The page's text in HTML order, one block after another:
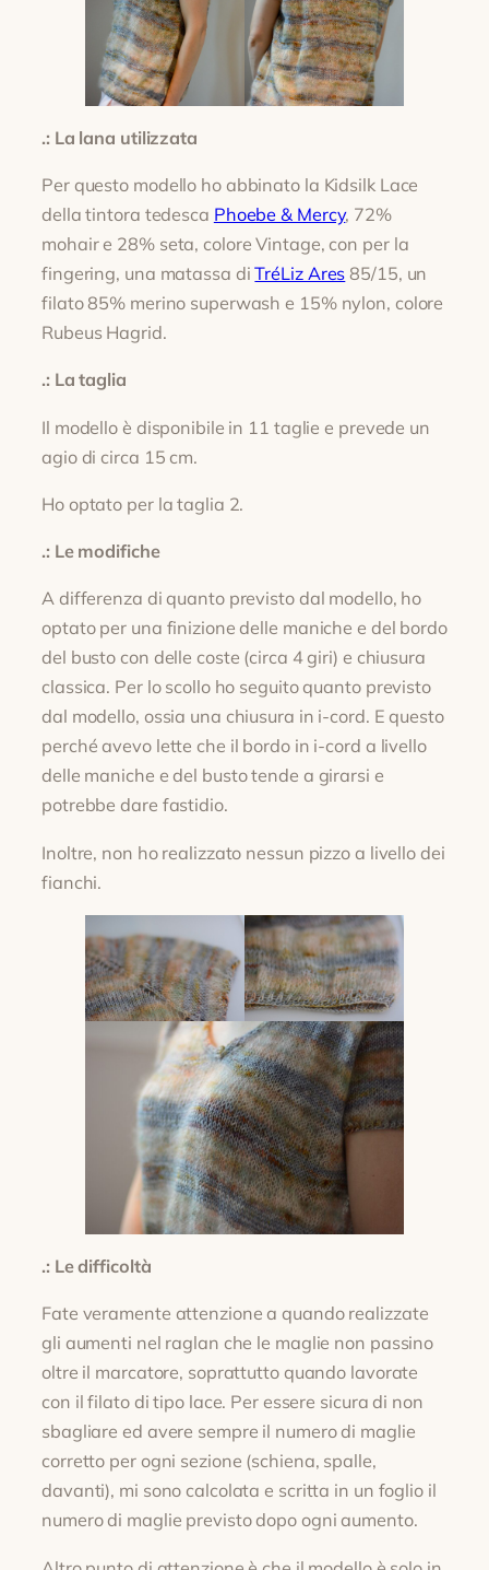
.: La lana utilizzata
Per questo modello ho abbinato la Kidsilk Lace
della tintora tedesca Phoebe & Mercy, 72%
mohair e 28% seta, colore Vintage, con per la
fingering, una matassa diTréLiz Ares 85/15, un
filato 85% merino superwash e 15% nylon, colore
Rubeus Hagrid.
.: La taglia
Il modello è disponibile in 11 taglie e prevede un
agio di circa 15 cm.
Ho optato per la taglia 2.
.: Le modifiche
A differenza di quanto previsto dal modello, ho
optato per una finizione delle maniche e del bordo
del busto con delle coste (circa 4 giri) e chiusura
classica. Per lo scollo ho seguito quanto previsto
dal modello, ossia una chiusura in i-cord. E questo
perché avevo lette che il bordo in i-cord a livello
delle maniche e del busto tende a girarsi e
potrebbe dare fastidio.
Inoltre, non ho realizzato nessun pizzo a livello dei
fianchi.
.: Le difficoltà
Fate veramente attenzione a quando realizzate
gli aumenti nel raglan che le maglie non passino
oltre il marcatore, soprattutto quando lavorate
con il filato di tipo lace. Per essere sicura di non
sbagliare ed avere sempre il numero di maglie
corretto per ogni sezione (schiena, spalle,
davanti), mi sono calcolata e scritta in un foglio il
numero di maglie previsto dopo ogni aumento.